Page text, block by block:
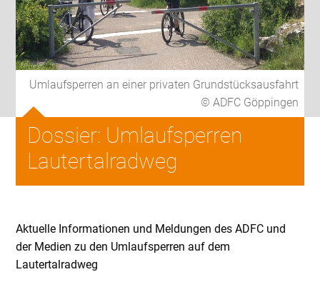
Umlaufsperren an einer privaten Grundstücksausfahrt
© ADFC Göppingen
Dossier: Umlaufsperren
Lautertalradweg
Aktuelle Informationen und Meldungen des ADFC und
der Medien zu den Umlaufsperren auf dem
Lautertalradweg